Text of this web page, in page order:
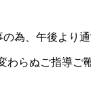
為、午後より
らぬご指導ご